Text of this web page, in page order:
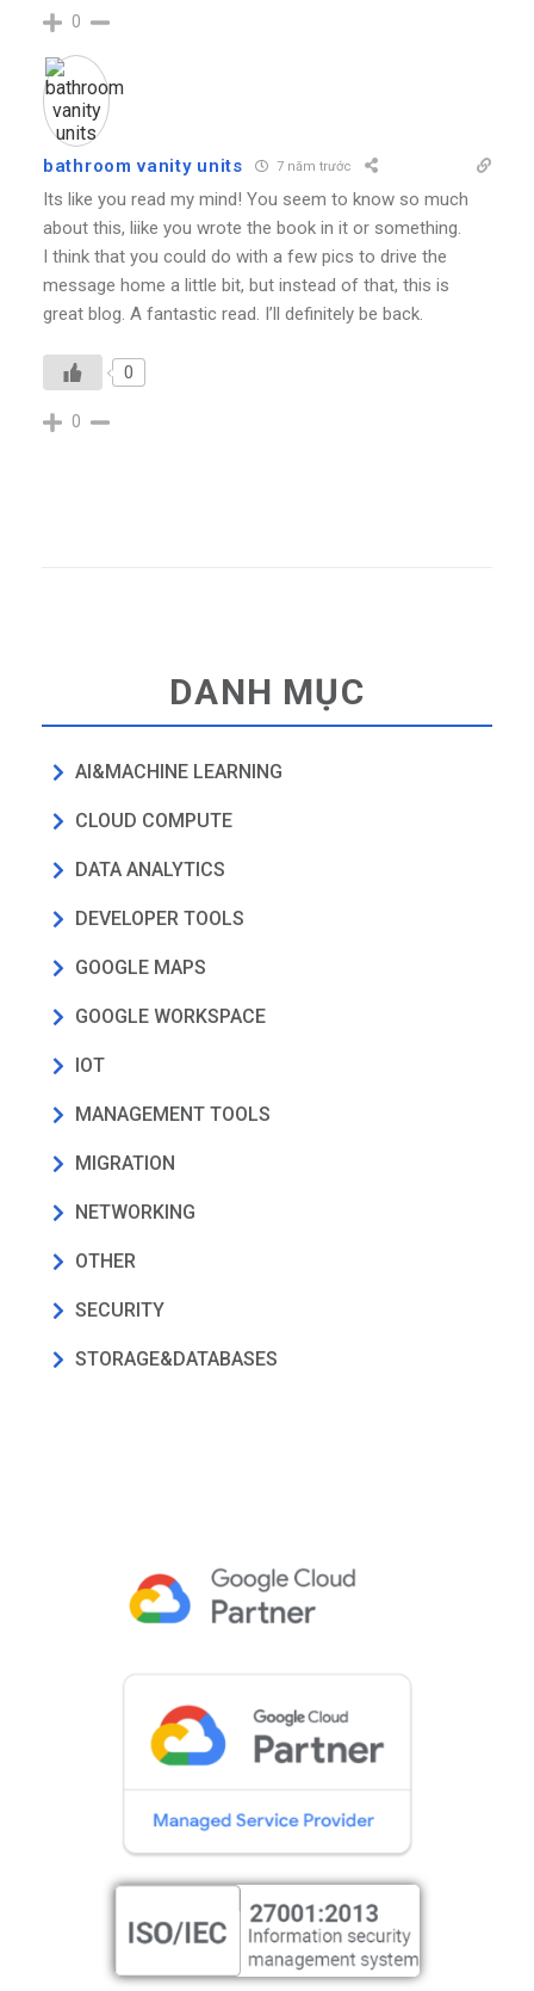
0
bathroom vanity units 7 năm trước
Its like you read my mind! You seem to know so much
about this, liike you wrote the book in it or something.
I think that you could do with a few pics to drive the
message home a little bit, but instead of that, this is
great blog. A fantastic read. I’ll definitely be back.
0
0
DANH MỤC
AI&MACHINE LEARNING
CLOUD COMPUTE
DATA ANALYTICS
DEVELOPER TOOLS
GOOGLE MAPS
GOOGLE WORKSPACE
IOT
MANAGEMENT TOOLS
MIGRATION
NETWORKING
OTHER
SECURITY
STORAGE&DATABASES